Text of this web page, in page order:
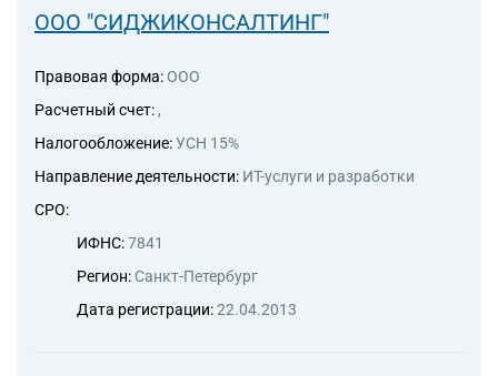
ООО "СИДЖИКОНСАЛТИНГ"
Правовая форма: ООО
Расчетный счет: ,
Налогообложение:УСН 15%
Направление деятельности: ИТ-услуги и разработки
СРО:
ИФНС:7841
Регион: Санкт-Петербург
Дата регистрации:22.04.2013